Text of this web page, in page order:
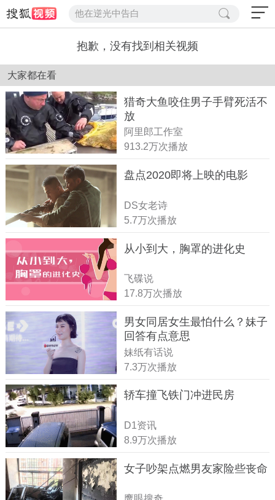
他在逆光中告白
抱歉，没有找到相关视频
大家都在看
猎奇大鱼咬住男子手臂死活不
放
阿里郎工作室
913.2万次播放
盘点2020即将上映的电影
DS女老诗
5.7万次播放
从小到大，胸罩的进化史
飞碟说
17.8万次播放
男女同居女生最怕什么？妹子
回答有点意思
妹纸有话说
7.3万次播放
轿车撞飞铁门冲进民房
D1资讯
8.9万次播放
女子吵架点燃男友家险些丧命